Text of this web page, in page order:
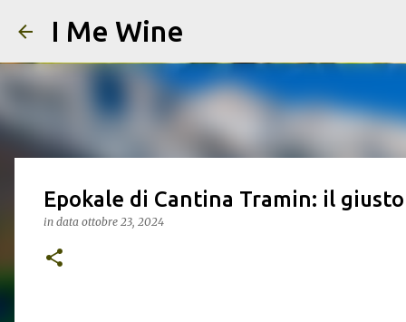
I Me Wine
Epokale di Cantina Tramin: il
in data ottobre 23, 2024